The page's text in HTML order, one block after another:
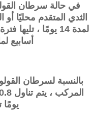
في حالة سرطان
أسابيع
بالنسبة لسرطان
يومًا